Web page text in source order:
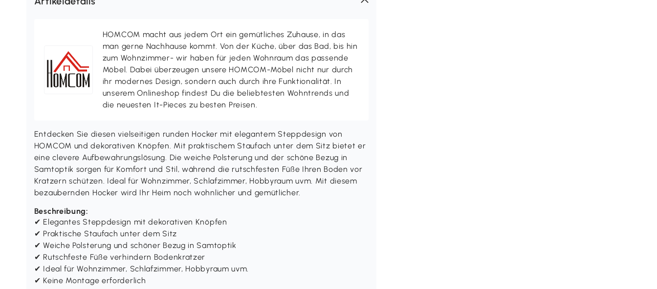
HOMCOM macht aus jedem Ort ein gemütliches Zuhause, in das
man gerne Nachhause kommt. Von der Küche, über das Bad, bis hin
zum Wohnzimmer- wir haben für jeden Wohnraum das passende
Möbel. Dabei überzeugen unsere HOMCOM-Möbel nicht nur durch
ihr modernes Design, sondern auch durch ihre Funktionalität. In
unserem Onlineshop findest Du die beliebtesten Wohntrends und
die neuesten It-Pieces zu besten Preisen.
Entdecken Sie diesen vielseitigen runden Hocker mit elegantem Steppdesign von
HOMCOM und dekorativen Knöpfen. Mit praktischem Staufach unter dem Sitz bietet er
eine clevere Aufbewahrungslösung. Die weiche Polsterung und der schöne Bezug in
Samtoptik sorgen für Komfort und Stil, während die rutschfesten Füße Ihren Boden vor
Kratzern schützen. Ideal für Wohnzimmer, Schlafzimmer, Hobbyraum uvm. Mit diesem
bezaubernden Hocker wird Ihr Heim noch wohnlicher und gemütlicher.
Beschreibung:
✔ Elegantes Steppdesign mit dekorativen Knöpfen
✔ Praktische Staufach unter dem Sitz
✔ Weiche Polsterung und schöner Bezug in Samtoptik
✔ Rutschfeste Füße verhindern Bodenkratzer
✔ Ideal für Wohnzimmer, Schlafzimmer, Hobbyraum uvm.
✔ Keine Montage erforderlich